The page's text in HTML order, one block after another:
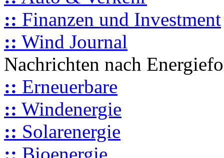
:: Finanzen und Investment
:: Wind Journal
Nachrichten nach
:: Erneuerbare
:: Windenergie
:: Solarenergie
:: Bioenergie